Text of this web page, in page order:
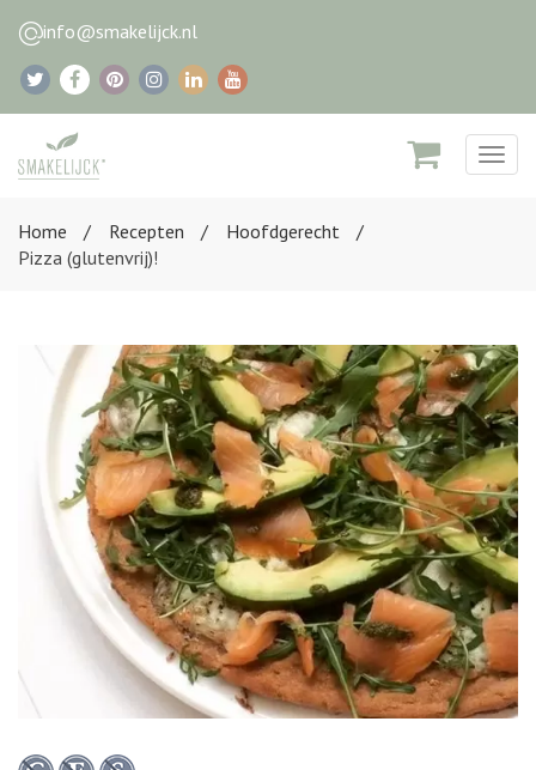
info@smakelijck.nl
Home
Recepten
Hoofdgerecht
Pizza (glutenvrij)!